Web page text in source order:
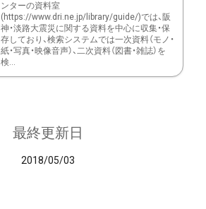
ンターの資料室
(https://www.dri.ne.jp/library/guide/)では、阪
神・淡路大震災に関する資料を中心に収集・保
存しており、検索システムでは一次資料（モノ・
紙・写真・映像音声）、二次資料（図書・雑誌）を
検...
最終更新日
2018/05/03